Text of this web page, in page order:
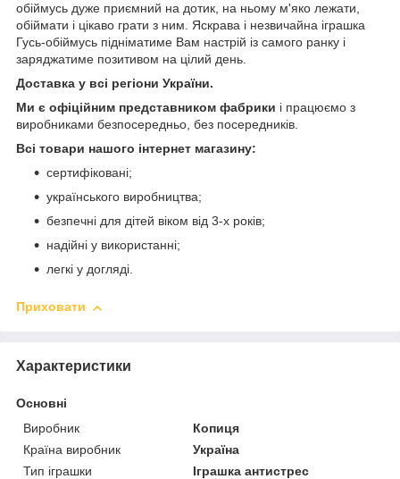
обіймусь дуже приємний на дотик, на ньому м'яко лежати,
обіймати і цікаво грати з ним. Яскрава і незвичайна іграшка
Гусь-обіймусь підніматиме Вам настрій із самого ранку і
заряджатиме позитивом на цілий день.
Доставка у всі регіони України.
Ми є офіційним представником фабрики і працюємо з
виробниками безпосередньо, без посередників.
Всі товари нашого інтернет магазину:
сертифіковані;
українського виробництва;
безпечні для дітей віком від 3-х років;
надійні у використанні;
легкі у догляді.
Приховати
Характеристики
Основні
Виробник
Копиця
Країна виробник
Україна
Тип іграшки
Іграшка антистрес